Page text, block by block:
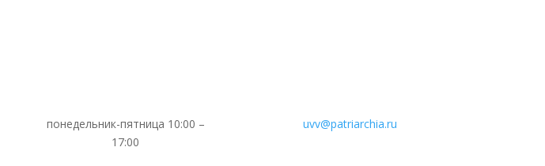
понедельник-пятница 10:00 –
17:00
uvv@patriarchia.ru